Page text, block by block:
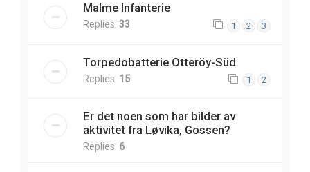
Malme Infanterie
Replies: 33 1 2 3
Torpedobatterie Otteröy-Süd
Replies: 15 1 2
Er det noen som har bilder av
aktivitet fra Løvika, Gossen?
Replies: 6